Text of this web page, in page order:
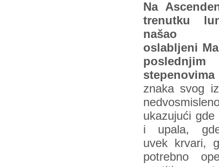
Na
trenutku
našao
oslabljeni
poslednjim
stepenovima
znaka svog
ukazujući
i upala,
uvek krvari,
potrebno